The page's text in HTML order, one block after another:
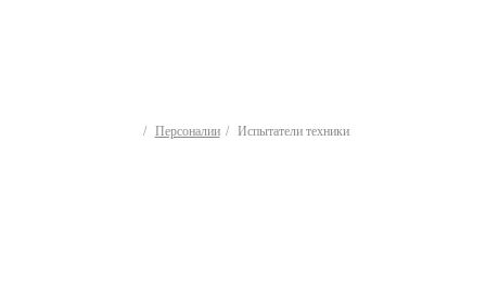
Персоналии Испытатели техники